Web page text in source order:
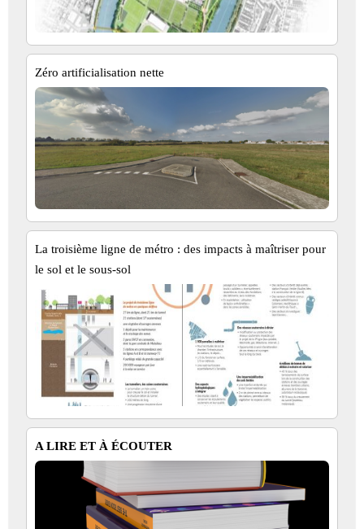
Zéro artificialisation nette
La troisième ligne de métro : des impacts à maîtriser pour
le sol et le sous-sol
A LIRE ET À ÉCOUTER